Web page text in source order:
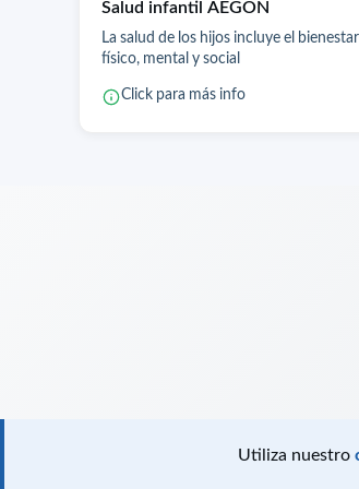
Salud infantil AEGON
La salud de los hijos incluye el bienestar
físico, mental y social
Click para más info
Utiliza nuestro